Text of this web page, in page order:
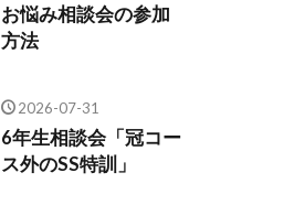
お悩み相談会の参加
方法
2026-07-31
6年生相談会「冠コー
ス外のSS特訓」